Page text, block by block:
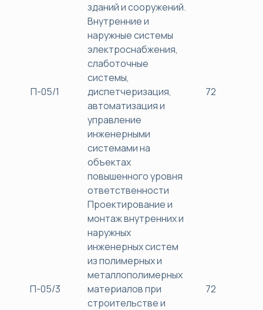
П-05/1
зданий и сооружений.
Внутренние и
наружные системы
электроснабжения,
слаботочные
системы,
диспетчеризация,
автоматизация и
управление
инженерными
системами на
объектах
повышенного уровня
ответственности
72
П-05/3
Проектирование и
монтаж внутренних и
наружных
инженерных систем
из полимерных и
металлополимерных
материалов при
строительстве и
72